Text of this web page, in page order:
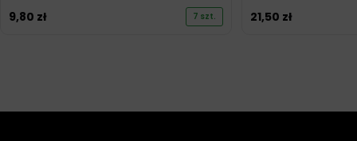
9,80 zł 7 szt. 21,50 zł